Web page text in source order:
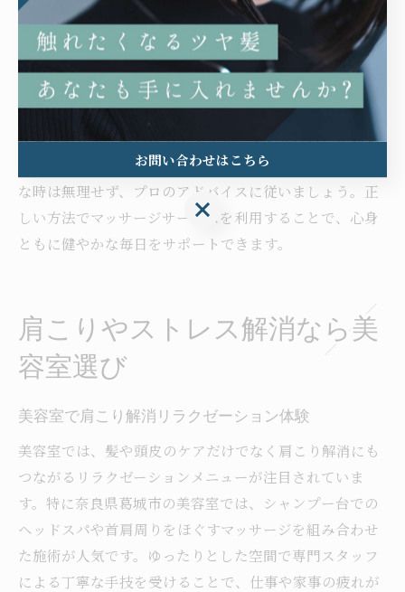
美容室で教えてもらったセルフマッサージやストレッチ
を自宅で実践すると、日常的な疲れの蓄積を防げます。
また、定期的にサロンを利用することで、慢性的な肩こ
りや頭痛の予防にもつながります。
注意点として、無理な力でマッサージを受けると逆効果
になる場合があります。体調が優れない時や皮膚が敏感
な時は無理せず、プロのアドバイスに従いましょう。正
しい方法でマッサージサービスを利用することで、心身
ともに健やかな毎日をサポートできます。
肩こりやストレス解消なら美
容室選び
美容室で肩こり解消リラクゼーション体験
美容室では、髪や頭皮のケアだけでなく肩こり解消にも
つながるリラクゼーションメニューが注目されていま
す。特に奈良県葛城市の美容室では、シャンプー台での
ヘッドスパや首肩周りをほぐすマッサージを組み合わせ
た施術が人気です。ゆったりとした空間で専門スタッフ
による丁寧な手技を受けることで、仕事や家事の疲れが
お問い合わせはこちら
お問い合わせはこちら